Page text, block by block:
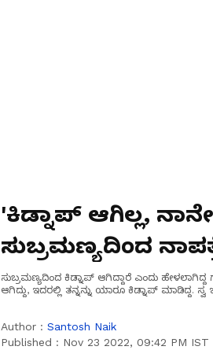
'ಕಿಡ್ನಾಪ್‌ ಆಗಿಲ್ಲ,
ಸುಬ್ರಮಣ್ಯದಿಂದ
ವೈರಲ್ !
ಸುಬ್ರಮಣ್ಯದಿಂದ ಕಿಡ್ನಾಪ್‌ ಆಗಿದ್ದಾರೆ ಎಂದು
ಆಗಿದ್ದು, ಇದರಲ್ಲಿ ತನ್ನನ್ನು ಯಾರೂ ಕಿಡ್ನಾಪ್‌ ಮಾಡಿದ್ದ.
Author : Santosh Naik
Published : Nov 23 2022, 09:42 PM IST